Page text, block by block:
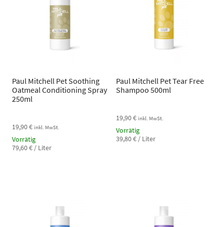
Paul Mitchell Pet Soothing
Oatmeal Conditioning Spray
250ml
19,90€ inkl. MwSt.
Vorrätig
79,60€ / Liter
Paul Mitchell Pet Tear Free
Shampoo 500ml
19,90€ inkl. MwSt.
Vorrätig
39,80€ / Liter